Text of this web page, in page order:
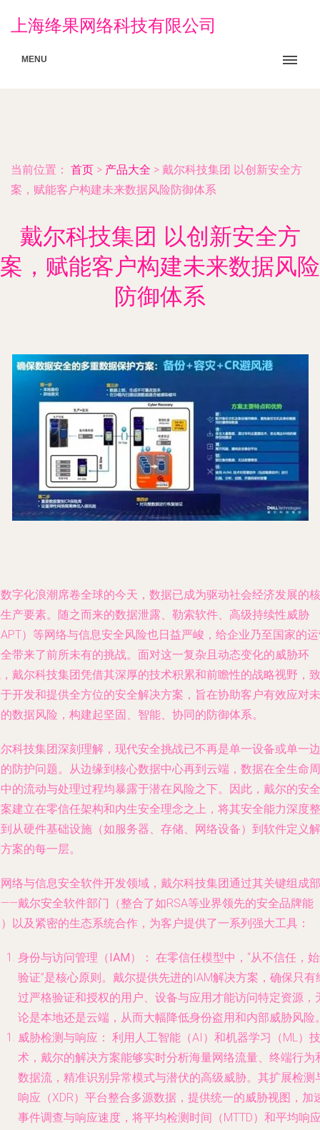
上海绛果网络科技有限公司
MENU
当前位置： 首页 > 产品大全 > 戴尔科技集团 以创新安全方
案，赋能客户构建未来数据风险防御体系
戴尔科技集团 以创新安全方
案，赋能客户构建未来数据风险
防御体系
字化浪潮席卷全球的今天，数据已成为驱动社会经济发展的核
产要素。随之而来的数据泄露、勒索软件、高级持续性威胁
）等网络与信息安全风险也日益严峻，给企业乃至国家的
带来了前所未有的挑战。面对这一复杂且动态变化的威胁环
戴尔科技集团凭借其深厚的技术积累和前瞻性的战略视野，致
开发和提供全方位的安全解决方案，旨在协助客户有效应对未
数据风险，构建起坚固、智能、协同的防御体系。
科技集团深刻理解，现代安全挑战已不再是单一设备或单一边
防护问题。从边缘到核心数据中心再到云端，数据在全生命周
的流动与处理过程均暴露于潜在风险之下。因此，戴尔的安全
建立在零信任架构和内生安全理念之上，将其安全能力深度整
从硬件基础设施（如服务器、存储、网络设备）到软件定义解
案的每一层。
络与信息安全软件开发领域，戴尔科技集团通过其关键组成部
——戴尔安全软件部门
（整合了如RSA等业界领先的安全品牌能
以及紧密的生态系统合作，为客户提供了一系列强大工具：
身份与访问管理（IAM）： 在零信任模型中，“从不信任，
验证”是核心原则。戴尔提供先进的IAM解决方案，确保只有
过严格验证和授权的用户、设备与应用才能访问特定资源，
论是本地还是云端，从而大幅降低身份盗用和内部威胁风险
威胁检测与响应： 利用人工智能（AI）和机器学习（ML）技
术，戴尔的解决方案能够实时分析海量网络流量、终端行为
数据流，精准识别异常模式与潜伏的高级威胁。其扩展检测
响应（XDR）平台整合多源数据，提供统一的威胁视图，加
事件调查与响应速度，将平均检测时间（MTTD）和平均响